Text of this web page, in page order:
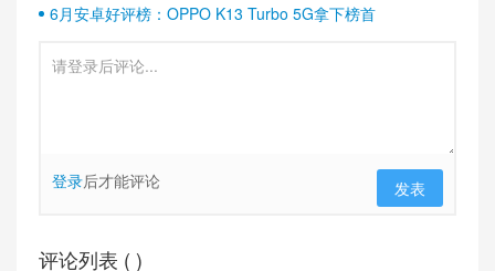
6月安卓好评榜：OPPO K13 Turbo 5G拿下榜首
登录后才能评论 发表
评论列表 ( )